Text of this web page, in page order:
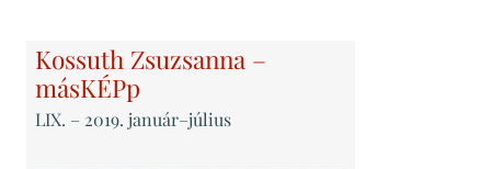
Kossuth Zsuzsanna –
másKÉPp
LIX. – 2019. január–július